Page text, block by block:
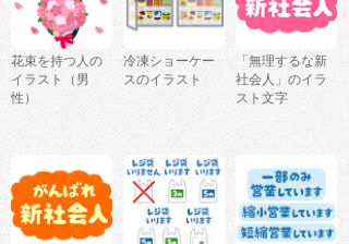
花束を持つ人の
イラスト（男
性）
冷凍ショーケー
スのイラスト
「無理するな新
社会人」のイラ
スト文字